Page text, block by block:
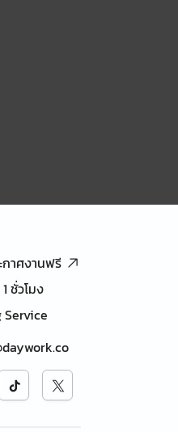
กาศงานฟรี
ชั่วโมง
Service